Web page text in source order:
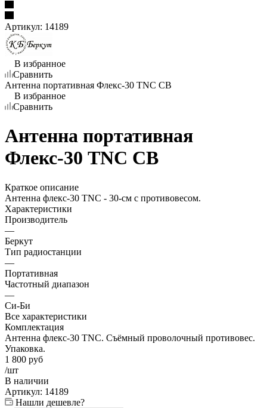
Артикул: 14189
В избранное
Сравнить
Антенна портативная Флекс-30 TNC CB
В избранное
Сравнить
Антенна портативная
Флекс-30 TNC CB
Краткое описание
Антенна флекс-30 TNC - 30-см с противовесом.
Характеристики
Производитель
—
Беркут
Тип радиостанции
—
Портативная
Частотный диапазон
—
Си-Би
Все характеристики
Комплектация
Антенна флекс-30 TNC. Cъёмный проволочный противовес.
Упаковка.
1 800 руб
/шт
В наличии
Артикул: 14189
Нашли дешевле?